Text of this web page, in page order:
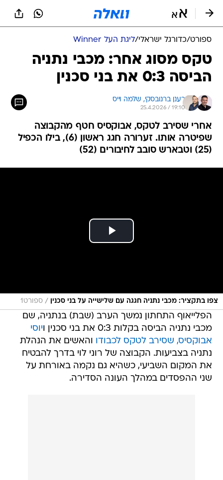
ספורט/כדורגל ישראלי/ליגת העל Winner
טקס מסוג אחר: מכבי נתניה
הביסה 0:3 את בני סכנין
רענן ברנובסקי, שלמה וייס
25.4.2026 / 19:10
אחרי שסירב לטקס, אבוקסיס חטף מהקבוצה
שפיטרה אותו. זערורה חגג ראשון (6), בילו הכפיל
(25) וטבארש סובב לחיבורים (52)
צפו בתקציר: מכבי נתניה חגגה עם שלישייה על בני סכנין / ספורט1
הפלייאוף התחתון נמשך הערב (שבת) בנתניה, שם
מכבי נתניה הביסה בקלות 0:3 את בני סכנין ו
יוסי
אבוקסיס, שסירב לטקס לכבודו והאשים את הנהלת
נתניה בצביעות. הקבוצה של רוני לוי בדרך להבטיח
את המקום השביעי, כשהיא גם נקמה באורחת על
שני ההפסדים במהלך העונה הסדירה.